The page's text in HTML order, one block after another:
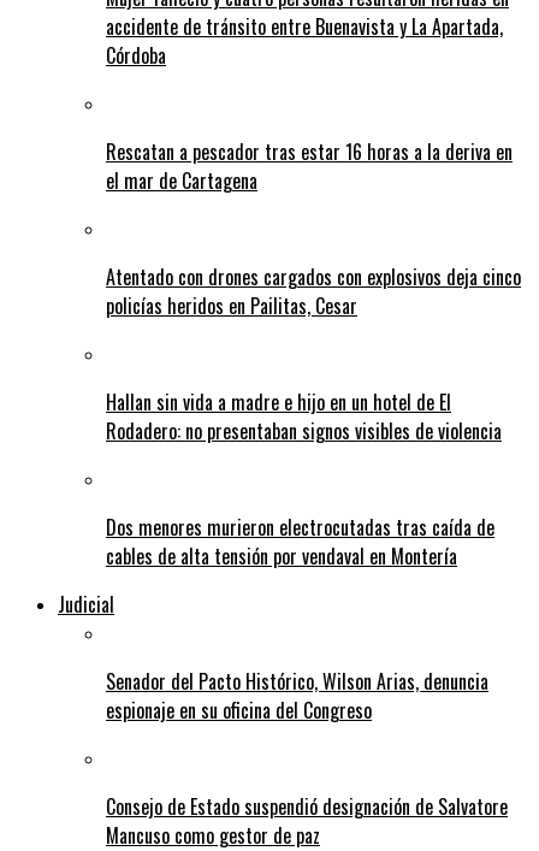
accidente de tránsito entre Buenavista y La Apartada,
Córdoba
Rescatan a pescador tras estar 16 horas a la deriva en
el mar de Cartagena
Atentado con drones cargados con explosivos deja cinco
policías heridos en Pailitas, Cesar
Hallan sin vida a madre e hijo en un hotel de El
Rodadero: no presentaban signos visibles de violencia
Dos menores murieron electrocutadas tras caída de
cables de alta tensión por vendaval en Montería
Judicial
Senador del Pacto Histórico, Wilson Arias, denuncia
espionaje en su oficina del Congreso
Consejo de Estado suspendió designación de Salvatore
Mancuso como gestor de paz